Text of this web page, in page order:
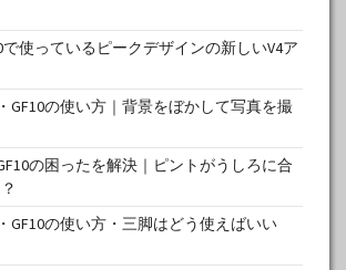
で使っているピークデザインの新しいV4ア
GF10の使い方｜背景をぼかして写真を撮
の困ったを解決｜ピントがうしろに合
GF10の使い方・三脚はどう使えばいい